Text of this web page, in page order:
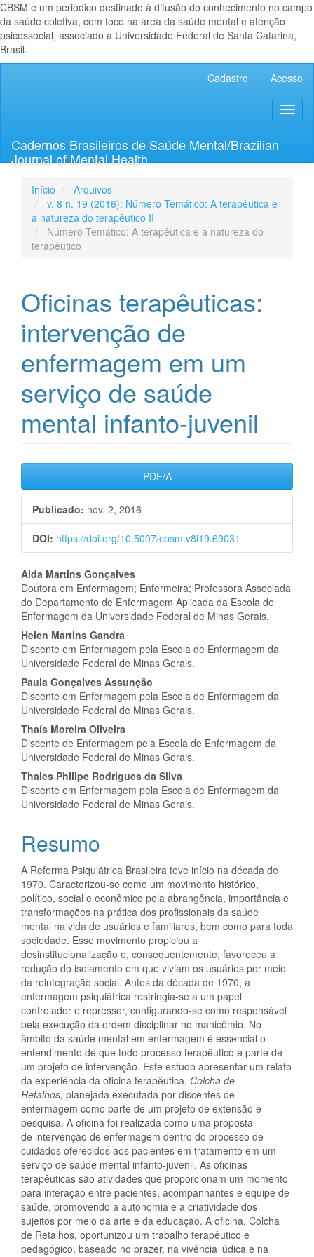
CBSM é um periódico destinado à difusão do conhecimento no campo
da saúde coletiva, com foco na área da saúde mental e atenção
psicossocial, associado à Universidade Federal de Santa Catarina,
Brasil.
Lateral
Cadastro Acesso
Cadernos Brasileiros de Saúde Mental/Brazilian
Journal of Mental Health
Início
Arquivos
v. 8 n. 19 (2016): Número Temático: A terapêutica e
a natureza do terapêutico II
Número Temático: A terapêutica e a natureza do
terapêutico
Oficinas terapêuticas:
intervenção de
enfermagem em um
serviço de saúde
mental infanto-juvenil
Barra
lateral
de
artigos
PDF/A
Publicado: nov. 2, 2016
DOI: https://doi.org/10.5007/cbsm.v8i19.69031
Conteúdo
do
artigo
principal
Alda Martins Gonçalves
Doutora em Enfermagem; Enfermeira; Professora Associada
do Departamento de Enfermagem Aplicada da Escola de
Enfermagem da Universidade Federal de Minas Gerais.
Helen Martins Gandra
Discente em Enfermagem pela Escola de Enfermagem da
Universidade Federal de Minas Gerais.
Paula Gonçalves Assunção
Discente em Enfermagem pela Escola de Enfermagem da
Universidade Federal de Minas Gerais.
Thaís Moreira Oliveira
Discente de Enfermagem pela Escola de Enfermagem da
Universidade Federal de Minas Gerais.
Thales Philipe Rodrigues da Silva
Discente em Enfermagem pela Escola de Enfermagem da
Universidade Federal de Minas Gerais.
Resumo
A Reforma Psiquiátrica Brasileira teve início na década de
1970. Caracterizou-se como um movimento histórico,
político, social e econômico pela abrangência, importância e
transformações na prática dos profissionais da saúde
mental na vida de usuários e familiares, bem como para toda
sociedade. Esse movimento propiciou a
desinstitucionalização e, consequentemente, favoreceu a
redução do isolamento em que viviam os usuários por meio
da reintegração social. Antes da década de 1970, a
enfermagem psiquiátrica restringia-se a um papel
controlador e repressor, configurando-se como responsável
pela execução da ordem disciplinar no manicômio. No
âmbito da saúde mental em enfermagem é essencial o
entendimento de que todo processo terapêutico é parte de
um projeto de intervenção. Este estudo apresentar um relato
da experiência da oficina terapêutica, Colcha de
Retalhos, planejada executada por discentes de
enfermagem como parte de um projeto de extensão e
pesquisa. A oficina foi realizada como uma proposta
de intervenção de enfermagem dentro do processo de
cuidados oferecidos aos pacientes em tratamento em um
serviço de saúde mental infanto-juvenil. As oficinas
terapêuticas são atividades que proporcionam um momento
para interação entre pacientes, acompanhantes e equipe de
saúde, promovendo a autonomia e a criatividade dos
sujeitos por meio da arte e da educação. A oficina, Colcha
de Retalhos, oportunizou um trabalho terapêutico e
pedagógico, baseado no prazer, na vivência lúdica e na